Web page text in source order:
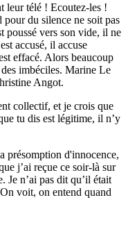
leur télé ! Ecoutez-les !
pour du silence ne soit pas
vers son vide, il ne
accusé, il accuse
effacé. Alors beaucoup
imbéciles. Marine Le
Angot.
collectif, et je crois que
tu dis est légitime, il n’y
présomption d'innocence,
j’ai reçue ce soir-là sur
Je n’ai pas dit qu’il était
voit, on entend quand